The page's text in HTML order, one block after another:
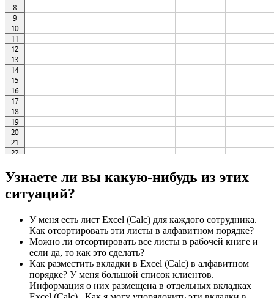
Узнаете ли вы какую-нибудь из этих
ситуаций?
У меня есть лист Excel (Calc) для каждого сотрудника.
Как отсортировать эти листы в алфавитном порядке?
Можно ли отсортировать все листы в рабочей книге и
если да, то как это сделать?
Как разместить вкладки в Excel (Calc) в алфавитном
порядке? У меня большой список клиентов.
Информация о них размещена в отдельных вкладках